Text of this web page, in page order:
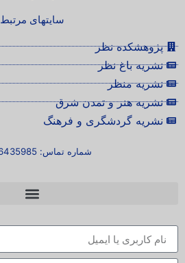
سایتهای مرتبط
پژوهشکده نظر
نشریه باغ نظر
نشریه منظر
نشریه هنر و تمدن شرق
نشریه گردشگری و فرهنگ
شماره تماس: 66435985-021